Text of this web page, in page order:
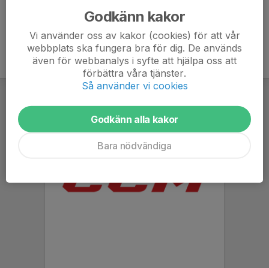
Godkänn kakor
Vi använder oss av kakor (cookies) för att vår
webbplats ska fungera bra för dig. De används
även för webbanalys i syfte att hjälpa oss att
förbättra våra tjänster.
Så använder vi cookies
Godkänn alla kakor
Bara nödvändiga